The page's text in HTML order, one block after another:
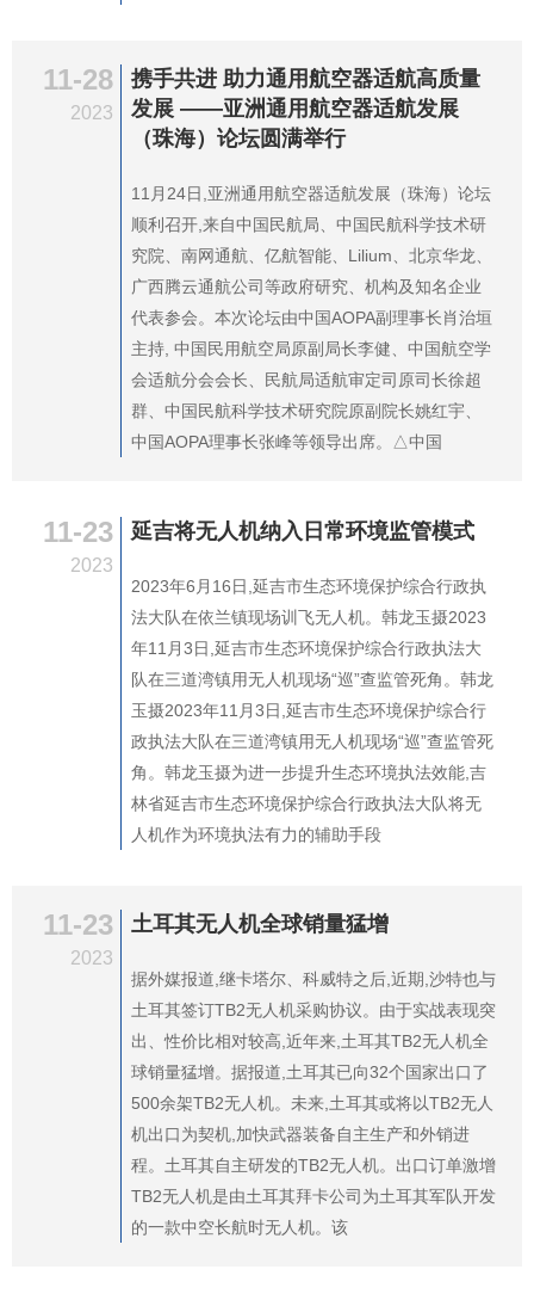
11-28
2023
携手共进 助力通用航空器适航高质量
发展 ——亚洲通用航空器适航发展
（珠海）论坛圆满举行
11月24日,亚洲通用航空器适航发展（珠海）论坛
顺利召开,来自中国民航局、中国民航科学技术研
究院、南网通航、亿航智能、Lilium、北京华龙、
广西腾云通航公司等政府研究、机构及知名企业
代表参会。本次论坛由中国AOPA副理事长肖治垣
主持, 中国民用航空局原副局长李健、中国航空学
会适航分会会长、民航局适航审定司原司长徐超
群、中国民航科学技术研究院原副院长姚红宇、
中国AOPA理事长张峰等领导出席。△中国
11-23
2023
延吉将无人机纳入日常环境监管模式
2023年6月16日,延吉市生态环境保护综合行政执
法大队在依兰镇现场训飞无人机。韩龙玉摄2023
年11月3日,延吉市生态环境保护综合行政执法大
队在三道湾镇用无人机现场“巡”查监管死角。韩龙
玉摄2023年11月3日,延吉市生态环境保护综合行
政执法大队在三道湾镇用无人机现场“巡”查监管死
角。韩龙玉摄为进一步提升生态环境执法效能,吉
林省延吉市生态环境保护综合行政执法大队将无
人机作为环境执法有力的辅助手段
11-23
2023
土耳其无人机全球销量猛增
据外媒报道,继卡塔尔、科威特之后,近期,沙特也与
土耳其签订TB2无人机采购协议。由于实战表现突
出、性价比相对较高,近年来,土耳其TB2无人机全
球销量猛增。据报道,土耳其已向32个国家出口了
500余架TB2无人机。未来,土耳其或将以TB2无人
机出口为契机,加快武器装备自主生产和外销进
程。土耳其自主研发的TB2无人机。出口订单激增
TB2无人机是由土耳其拜卡公司为土耳其军队开发
的一款中空长航时无人机。该